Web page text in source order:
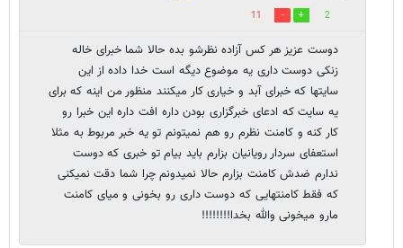
2
11
دوست عزیز هر کس آزاده نظرشو بده حالا شما خبرای خاله
زنکی دوست داری یه موضوع دیگه است خدا داده از این
سایتها که خبرای آبد و خیاری کار میکنند منظور من اینه که برای
یه سایت که ادعای خبرگزاری بودن داره افت داره این خبرا رو
کار کنه و کامنت نظرم رو هم نمیتونم تو یه خبر مربوط به مثلا
استعفای سردار رویانیان بزارم باید بیام تو خبری که دوست
ندارم ضدش کامنت بزارم حالا نمیدونم چرا شما دقت نمیکنی
که فقط کامنتهایی که دوست داری رو بخونی و میای کامنت
مارو میخونی والله بخدا!!!!!!!!